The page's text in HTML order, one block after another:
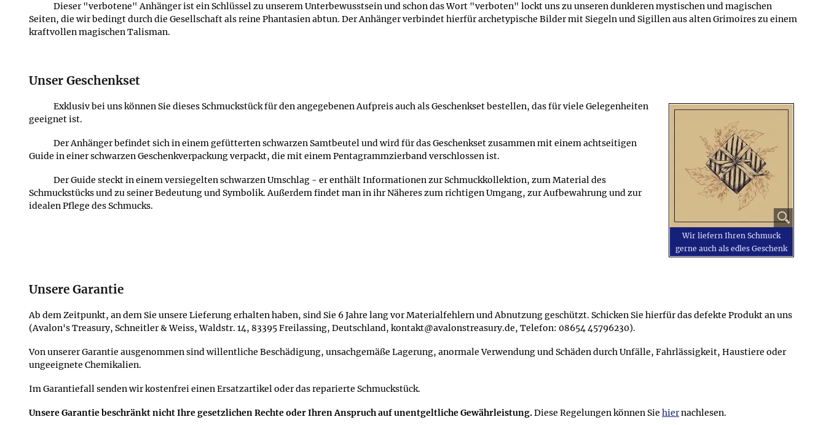
Dieser "verbotene" Anhänger ist ein Schlüssel zu unserem Unterbewusstsein und schon das Wort "verboten" lockt uns zu unseren dunkleren mystischen und magischen
Seiten, die wir bedingt durch die Gesellschaft als reine Phantasien abtun. Der Anhänger verbindet hierfür archetypische Bilder mit Siegeln und Sigillen aus alten Grimoires zu einem
kraftvollen magischen Talisman.
Unser Geschenkset
Wir liefern Ihren Schmuck
gerne auch als edles Geschenk
Exklusiv bei uns können Sie dieses Schmuckstück für den angegebenen Aufpreis auch als Geschenkset bestellen, das für viele Gelegenheiten
geeignet ist.
Der Anhänger befindet sich in einem gefütterten schwarzen Samtbeutel und wird für das Geschenkset zusammen mit einem achtseitigen
Guide in einer schwarzen Geschenkverpackung verpackt, die mit einem Pentagrammzierband verschlossen ist.
Der Guide steckt in einem versiegelten schwarzen Umschlag - er enthält Informationen zur Schmuckkollektion, zum Material des
Schmuckstücks und zu seiner Bedeutung und Symbolik. Außerdem findet man in ihr Näheres zum richtigen Umgang, zur Aufbewahrung und zur
idealen Pflege des Schmucks.
Unsere Garantie
Ab dem Zeitpunkt, an dem Sie unsere Lieferung erhalten haben, sind Sie 6 Jahre lang vor Materialfehlern und Abnutzung geschützt. Schicken Sie hierfür das defekte Produkt an uns
(Avalon's Treasury, Schneitler & Weiss, Waldstr. 14, 83395 Freilassing, Deutschland, kontakt@avalonstreasury.de, Telefon: 08654 45796230).
Von unserer Garantie ausgenommen sind willentliche Beschädigung, unsachgemäße Lagerung, anormale Verwendung und Schäden durch Unfälle, Fahrlässigkeit, Haustiere oder
ungeeignete Chemikalien.
Im Garantiefall senden wir kostenfrei einen Ersatzartikel oder das reparierte Schmuckstück.
Unsere Garantie beschränkt nicht Ihre gesetzlichen Rechte oder Ihren Anspruch auf unentgeltliche Gewährleistung.Diese Regelungen können Sie hiernachlesen.